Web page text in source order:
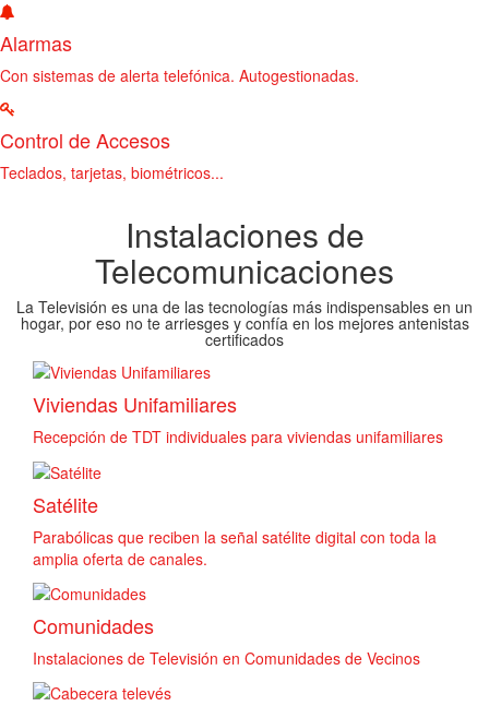
Alarmas
Con sistemas de alerta telefónica. Autogestionadas.
Control de Accesos
Teclados, tarjetas, biométricos...
Instalaciones de
Telecomunicaciones
La Televisión es una de las tecnologías más indispensables en un
hogar, por eso no te arriesges y confía en los mejores antenistas
certificados
Viviendas Unifamiliares
Recepción de TDT individuales para viviendas unifamiliares
Satélite
Parabólicas que reciben la señal satélite digital con toda la
amplia oferta de canales.
Comunidades
Instalaciones de Televisión en Comunidades de Vecinos